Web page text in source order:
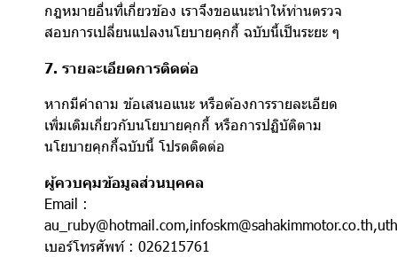
กฎหมายอื่นที่เกี่ยวข้อง เราจึงขอแนะนำให้ท่านตรวจ
สอบการเปลี่ยนแปลงนโยบายคุกกี้ ฉบับนี้เป็นระยะ ๆ
7. รายละเอียดการติดต่อ
หากมีคำถาม ข้อเสนอแนะ หรือต้องการรายละเอียด
เพิ่มเติมเกี่ยวกับนโยบายคุกกี้ หรือการปฏิบัติตาม
นโยบายคุกกี้ฉบับนี้ โปรดติดต่อ
ผู้ควบคุมข้อมูลส่วนบุคคล
Email :
เบอร์โทรศัพท์ : 026215761